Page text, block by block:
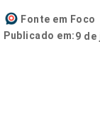
Fonte em Foco
Publicado em:9 de